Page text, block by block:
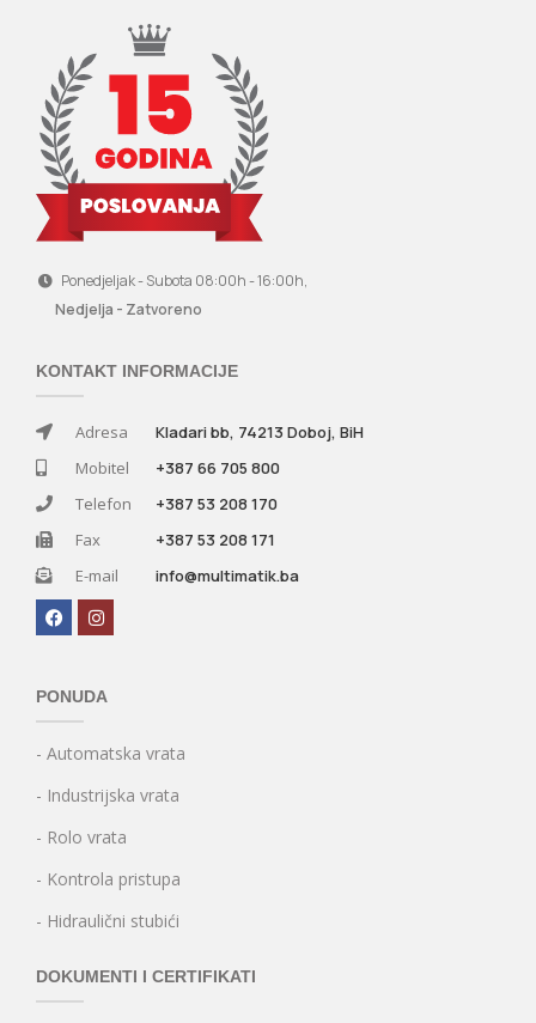
Ponedjeljak - Subota 08:00h - 16:00h,
Nedjelja - Zatvoreno
KONTAKT INFORMACIJE
Adresa
Kladari bb, 74213 Doboj, BiH
Mobitel
+387 66 705 800
Telefon
+387 53 208 170
Fax
+387 53 208 171
E-mail
info@multimatik.ba
PONUDA
- Automatska vrata
- Industrijska vrata
- Rolo vrata
- Kontrola pristupa
- Hidraulični stubići
DOKUMENTI I CERTIFIKATI